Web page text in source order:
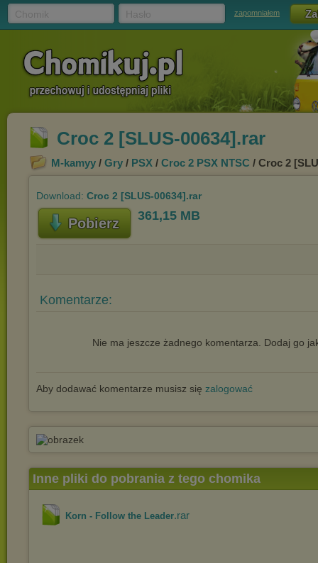
zapomniałem
Croc 2 [SLUS-00634].rar
M-kamyy / Gry / PSX / Croc 2 PSX NTSC / Croc 2
Download: Croc 2 [SLUS-00634].rar
Pobierz 361,15 MB
Komentarze:
Nie ma jeszcze żadnego komentarza. Dodaj go
Aby dodawać komentarze musisz się zalogować
Inne pliki do pobrania z tego chomika
Korn - Follow the Leader.rar